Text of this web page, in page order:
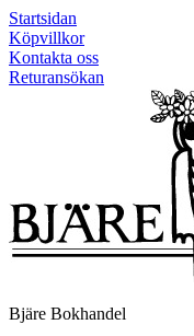
Startsidan
Köpvillkor
Kontakta oss
Returansökan
Bjäre Bokhandel